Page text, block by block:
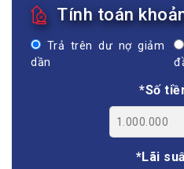
Tính toán
Trả trên dư nợ giảm
dần
*Số
*Lãi